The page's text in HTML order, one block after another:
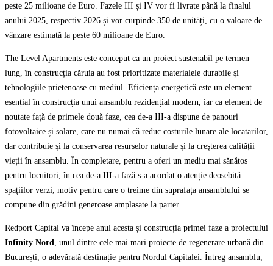
peste 25 milioane de Euro. Fazele III și IV vor fi livrate până la finalul
anului 2025, respectiv 2026 și vor curpinde 350 de unități, cu o valoare de
vânzare estimată la peste 60 milioane de Euro.
The Level Apartments este conceput ca un proiect sustenabil pe termen
lung, în construcția căruia au fost prioritizate materialele durabile și
tehnologiile prietenoase cu mediul. Eficiența energetică este un element
esențial în construcția unui ansamblu rezidențial modern, iar ca element de
noutate față de primele două faze, cea de-a III-a dispune de panouri
fotovoltaice și solare, care nu numai că reduc costurile lunare ale locatarilor,
dar contribuie și la conservarea resurselor naturale și la creșterea calității
vieții în ansamblu. În completare, pentru a oferi un mediu mai sănătos
pentru locuitori, în cea de-a III-a fază s-a acordat o atenție deosebită
spațiilor verzi, motiv pentru care o treime din suprafața ansamblului se
compune din grădini generoase amplasate la parter.
Redport Capital va începe anul acesta și construcția primei faze a proiectului
Infinity Nord
, unul dintre cele mai mari proiecte de regenerare urbană din
București, o adevărată destinație pentru Nordul Capitalei. Întreg ansamblu,